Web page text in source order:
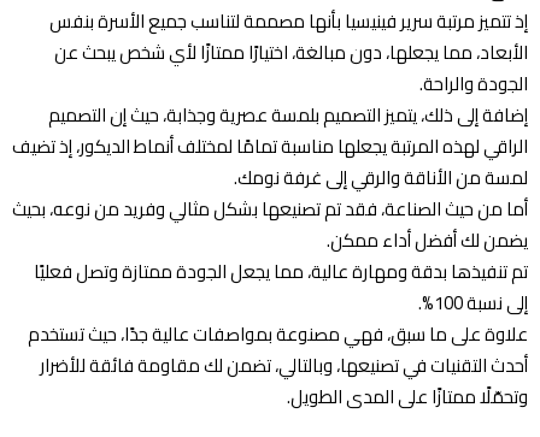
إذ تتميز مرتبة سرير فينيسيا بأنها مصممة لتناسب جميع الأسرة بنفس
الأبعاد، مما يجعلها، دون مبالغة، اختيارًا ممتازًا لأي شخص يبحث عن
الجودة والراحة.
إضافة إلى ذلك، يتميز التصميم بلمسة عصرية وجذابة، حيث إن التصميم
الراقي لهذه المرتبة يجعلها مناسبة تمامًا لمختلف أنماط الديكور، إذ تضيف
لمسة من الأناقة والرقي إلى غرفة نومك.
أما من حيث الصناعة، فقد تم تصنيعها بشكل مثالي وفريد من نوعه، بحيث
يضمن لك أفضل أداء ممكن.
تم تنفيذها بدقة ومهارة عالية، مما يجعل الجودة ممتازة وتصل فعليًا
إلى نسبة 100%.
علاوة على ما سبق، فهي مصنوعة بمواصفات عالية جدًا، حيث تستخدم
أحدث التقنيات في تصنيعها، وبالتالي، تضمن لك مقاومة فائقة للأضرار
وتحمّلًا ممتازًا على المدى الطويل.